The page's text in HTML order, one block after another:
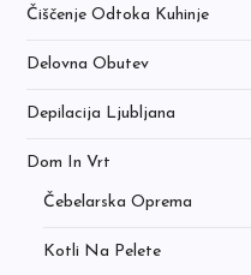
Čiščenje Odtoka Kuhinje
Delovna Obutev
Depilacija Ljubljana
Dom In Vrt
Čebelarska Oprema
Kotli Na Pelete